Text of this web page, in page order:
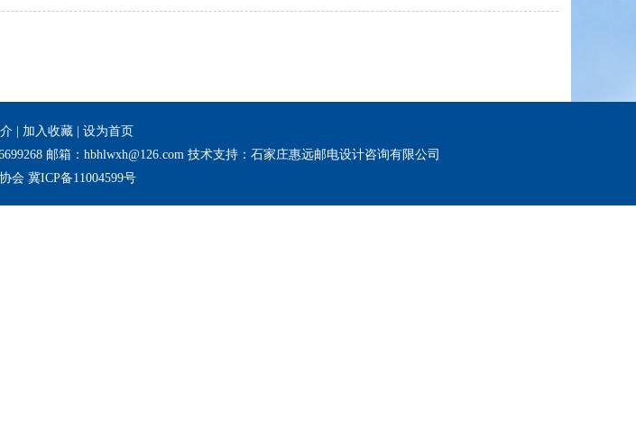
| 加入收藏| 设为首页
邮箱：hbhlwxh@126.com 技术支持：石家庄惠远邮电设计咨询有限公司
会 冀ICP备11004599号